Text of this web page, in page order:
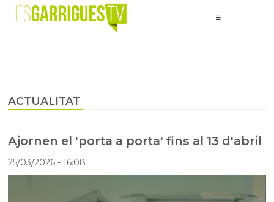
ACTUALITAT
Ajornen el 'porta a porta' fins al 13 d'abril
25/03/2026- 16:08